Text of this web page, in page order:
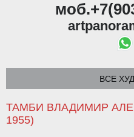
ВСЕ
ТАМБИ ВЛАДИМИР
1955)